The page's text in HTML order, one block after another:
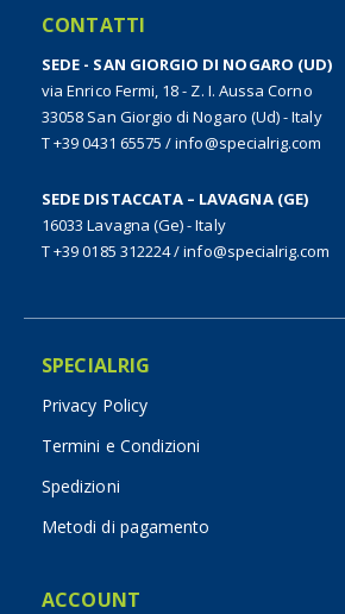
CONTATTI
SEDE - SAN GIORGIO DI NOGARO (UD)
via Enrico Fermi, 18 - Z. I. Aussa Corno
33058 San Giorgio di Nogaro (Ud) - Italy
T +39 0431 65575 /info@specialrig.com
SEDE DISTACCATA – LAVAGNA (GE)
16033 Lavagna (Ge) - Italy
T +39 0185 312224/info@specialrig.com
SPECIALRIG
Privacy Policy
Termini e Condizioni
Spedizioni
Metodi di pagamento
ACCOUNT